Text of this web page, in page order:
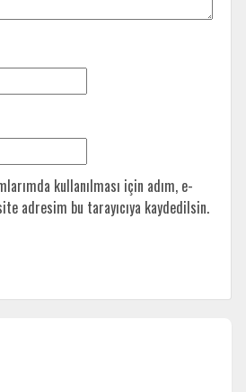
kullanılması için adım, e-
adresim bu tarayıcıya kaydedilsin.